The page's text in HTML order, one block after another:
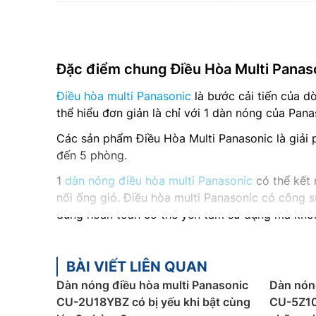
Đặc điểm chung Điều Hòa Multi
Điều hòa multi Panasonic là bước cải tiến của
thể hiểu đơn giản là chỉ với 1 dàn nóng của
Các sản phẩm Điều Hòa Multi Panasonic là giải
đến 5 phòng.
1 dàn nóng điều hòa multi Panasonic có thể kết
nối ống gió. Điều hòa multi Panasonic có công
dùng hoàn toàn có thể yên tâm sử dụng mà
Tùy vào thiết kế công trình và sở thích mà các
Các sản phẩm Điều Hòa Multi Panasonic đều
phẩm. Hiện nay Panasonic có các trạm bảo
BÀI VIẾT LIÊN QUAN
Dàn nóng điều hòa multi Panasonic
CU-2U18YBZ có bị yếu khi bật cùng
Dàn
CU-